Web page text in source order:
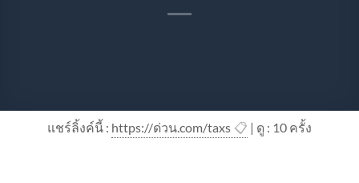
แชร์ลิ้งค์นี้ : https://ด่วน.com/taxs 📋 | ดู : 10 ครั้ง